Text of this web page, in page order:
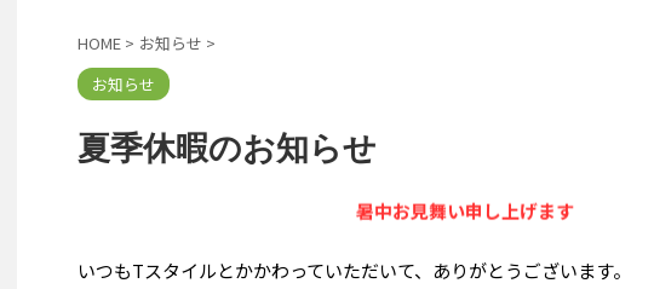
HOME > お知らせ >
お知らせ
夏季休暇のお知らせ
暑中お見舞い申し上げます
いつもTスタイルとかかわっていただいて、ありがとうございます。